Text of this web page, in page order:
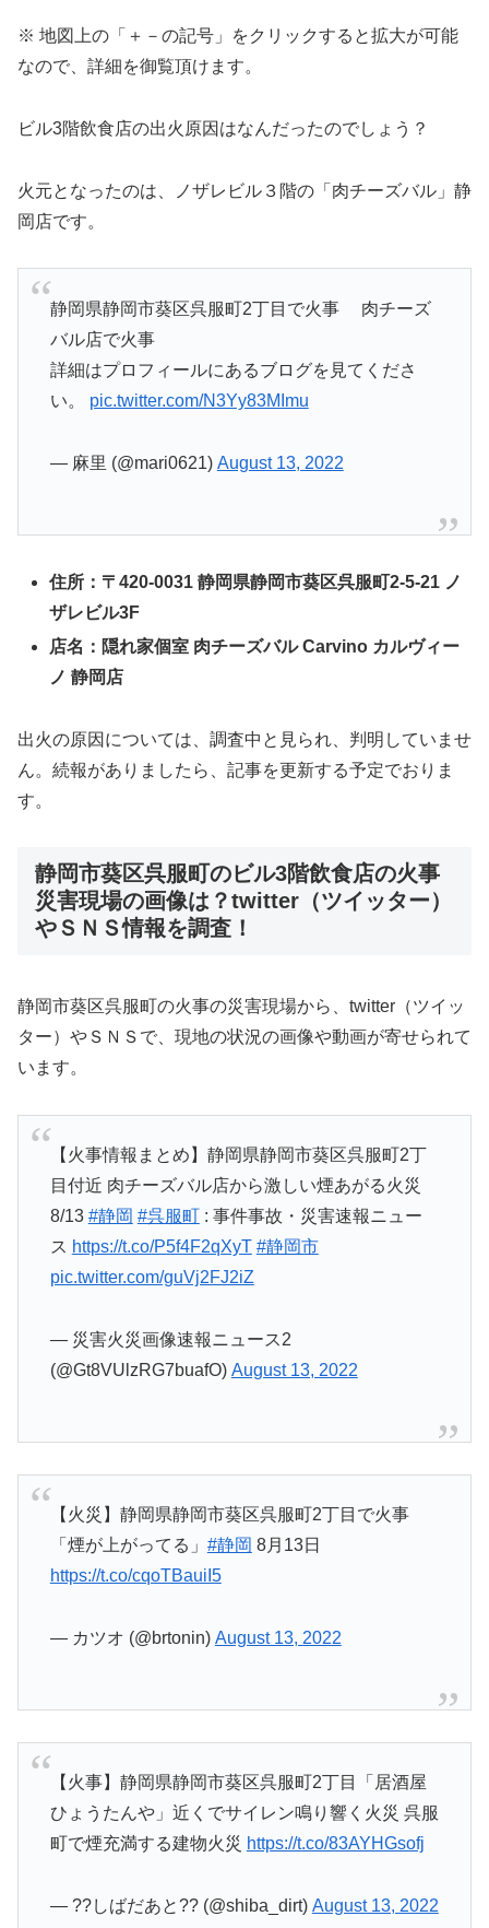
※ 地図上の「＋－の記号」をクリックすると拡大が可能
なので、詳細を御覧頂けます。
ビル3階飲食店の出火原因はなんだったのでしょう？
火元となったのは、ノザレビル３階の「肉チーズバル」静
岡店です。
静岡県静岡市葵区呉服町2丁目で火事 肉チーズ
バル店で火事
詳細はプロフィールにあるブログを見てくださ
い。 pic.twitter.com/N3Yy83MImu
— 麻里 (@mari0621) August 13, 2022
住所：〒420-0031 静岡県静岡市葵区呉服町2-5-21 ノ
ザレビル3F
店名：隠れ家個室 肉チーズバル Carvino カルヴィー
ノ 静岡店
出火の原因については、調査中と見られ、判明していませ
ん。続報がありましたら、記事を更新する予定でおりま
す。
静岡市葵区呉服町のビル3階飲食店の火事
災害現場の画像は？twitter（ツイッター）
やＳＮＳ情報を調査！
静岡市葵区呉服町の火事の災害現場から、twitter（ツイッ
ター）やＳＮＳで、現地の状況の画像や動画が寄せられて
います。
【火事情報まとめ】静岡県静岡市葵区呉服町2丁
目付近 肉チーズバル店から激しい煙あがる火災
8/13 #静岡 #呉服町: 事件事故・災害速報ニュー
ス https://t.co/P5f4F2qXyT #静岡市
pic.twitter.com/guVj2FJ2iZ
— 災害火災画像速報ニュース2
(@Gt8VUlzRG7buafO) August 13, 2022
【火災】静岡県静岡市葵区呉服町2丁目で火事
「煙が上がってる」 #静岡 8月13日
https://t.co/cqoTBauiI5
— カツオ (@brtonin) August 13, 2022
【火事】静岡県静岡市葵区呉服町2丁目「居酒屋
ひょうたんや」近くでサイレン鳴り響く火災 呉服
町で煙充満する建物火災 https://t.co/83AYHGsofj
— ??しばだあと?? (@shiba_dirt) August 13, 2022